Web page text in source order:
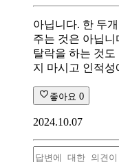
아닙니다. 한 두
주는 것은 아닙
탈락을 하는 것
지 마시고 인적
좋아요 0
2024.10.07